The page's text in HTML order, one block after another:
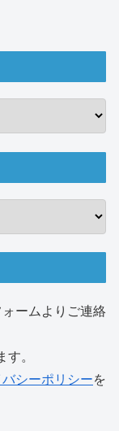
ームよりご連絡
。
シーポリシーを